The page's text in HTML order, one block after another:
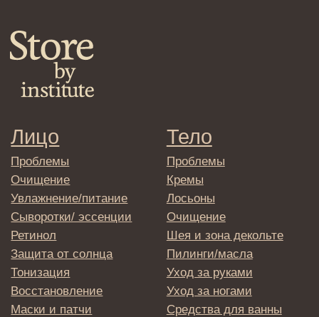
Подписаться
E-mail
обработки персональных данных
© 2025 Institute Store